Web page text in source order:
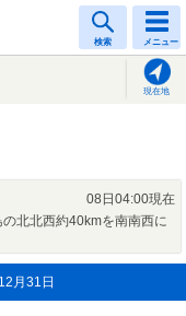
検索 メニュー
現在地
08日04:00現在
北北西約40kmを南南西に
月31日